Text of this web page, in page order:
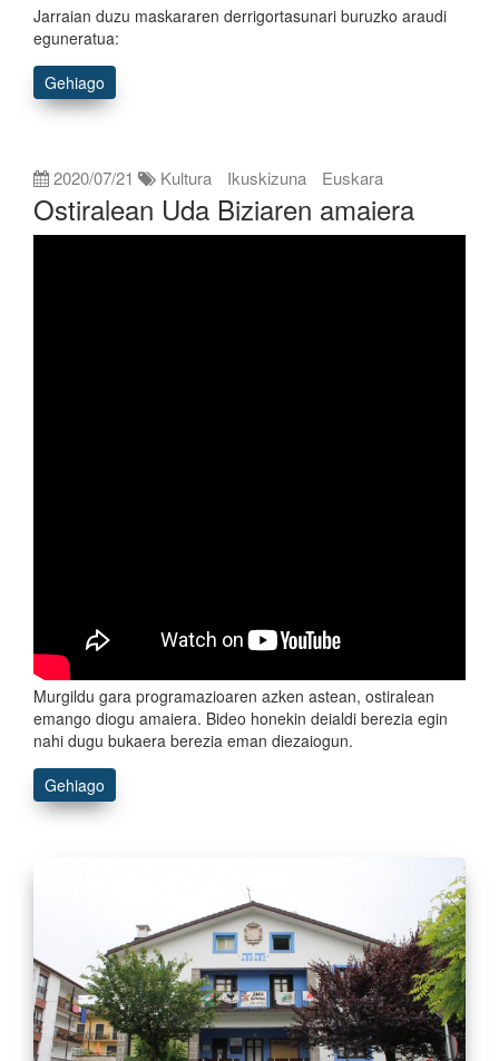
Jarraian duzu maskararen derrigortasunari buruzko araudi
eguneratua:
Gehiago
2020/07/21 Kultura Ikuskizuna Euskara
Ostiralean Uda Biziaren amaiera
Murgildu gara programazioaren azken astean, ostiralean
emango diogu amaiera. Bideo honekin deialdi berezia egin
nahi dugu bukaera berezia eman diezaiogun.
Gehiago